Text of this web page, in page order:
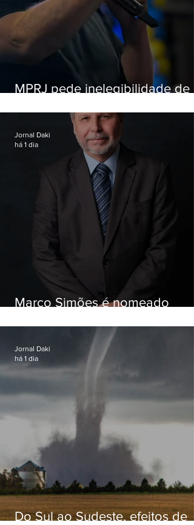
MPRJ pede inelegibilidade de
Marco Simões é nomeado
Jornal Daki
há 1 dia
Do Sul ao Sudeste, efeitos de
Jornal Daki
há 1 dia